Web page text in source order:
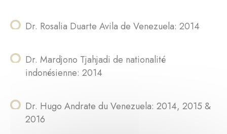
Dr. Rosalia Duarte Avila de Venezuela: 2014
Dr. Mardjono Tjahjadi de nationalité
indonésienne: 2014
Dr. Hugo Andrate du Venezuela: 2014, 2015 &
2016